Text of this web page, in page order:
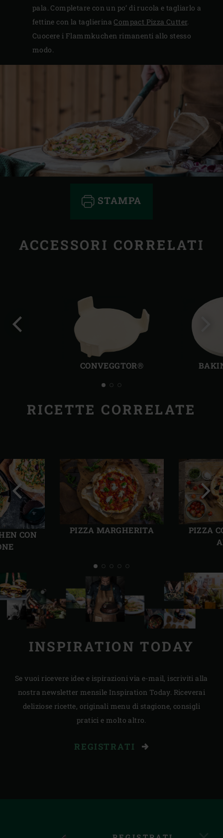
pala. Completare con un po’ di rucola e tagliarlo a
fettine con la taglierinaCompact Pizza Cutter.
Cuocere i Flammkuchen rimanenti allo stesso
modo.
STAMPA
ACCESSORI CORRELATI
CONVEGGTOR®
RICETTE CORRELATE
CON
PIZZA MARGHERITA
PIZZA
Precedente
INSPIRATION TODAY
Se vuoi ricevere idee e ispirazioni via e-mail, iscriviti alla
nostra newsletter mensile Inspiration Today. Riceverai
deliziose ricette, originali menu di stagione, consigli
pratici e molto altro.
REGISTRATI